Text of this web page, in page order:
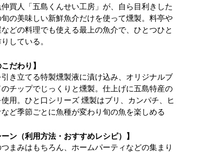
買人「五島くんせい工房」が、自ら目利きした
旬の美味しい新鮮魚介だけを使って燻製。料亭や
どの料理でも使える最上の魚介で、ひとつひと
している。
こだわり】
き立てる特製燻製液に漬け込み、オリジナルブ
のチップでじっくりと燻製。仕上げに五島特産の
用。ひと口シリーズ 燻製はブリ、カンパチ、ヒ
など季節ごとに魚種が変わり旬の魚を楽しめる
ーン（利用方法・おすすめレシピ）】
まみはもちろん、ホームパーティなどの集まり